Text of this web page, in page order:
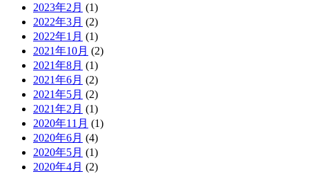
2023年2月 (1)
2022年3月 (2)
2022年1月 (1)
2021年10月 (2)
2021年8月 (1)
2021年6月 (2)
2021年5月 (2)
2021年2月 (1)
2020年11月 (1)
2020年6月 (4)
2020年5月 (1)
2020年4月 (2)